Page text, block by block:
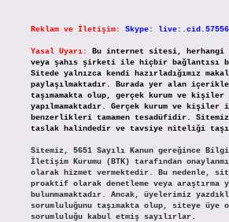
Reklam ve İletişim: Skype:
Yasal Uyarı:
Bu internet sitesi, herhangi
veya şahıs şirketi ile hiçbir bağlantısı
Sitede yalnızca kendi hazırladığımız
paylaşılmaktadır. Burada yer alan
taşımamakta olup, gerçek kurum ve kişiler
yapılmamaktadır. Gerçek kurum ve kişiler
benzerlikleri tamamen tesadüfidir.
taslak halindedir ve tavsiye niteliği
Sitemiz, 5651 Sayılı Kanun gereğince
İletişim Kurumu (BTK) tarafından
olarak hizmet vermektedir. Bu nedenle,
proaktif olarak denetleme veya araştırma
bulunmamaktadır. Ancak, üyelerimiz
sorumluluğunu taşımakta olup, siteye üye
sorumluluğu kabul etmiş sayılırlar.